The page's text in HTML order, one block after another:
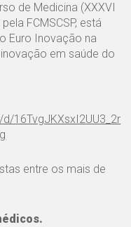
de Medicina (XXXVI
FCMSCSP, está
Euro Inovação na
em saúde do
16TvgJKXsxI2UU3_2r
entre os mais de